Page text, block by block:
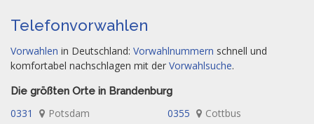
Telefonvorwahlen
Vorwahlen in Deutschland: Vorwahlnummern schnell und
komfortabel nachschlagen mit der Vorwahlsuche.
Die größten Orte in Brandenburg
0331 Potsdam 0355
Cottbus